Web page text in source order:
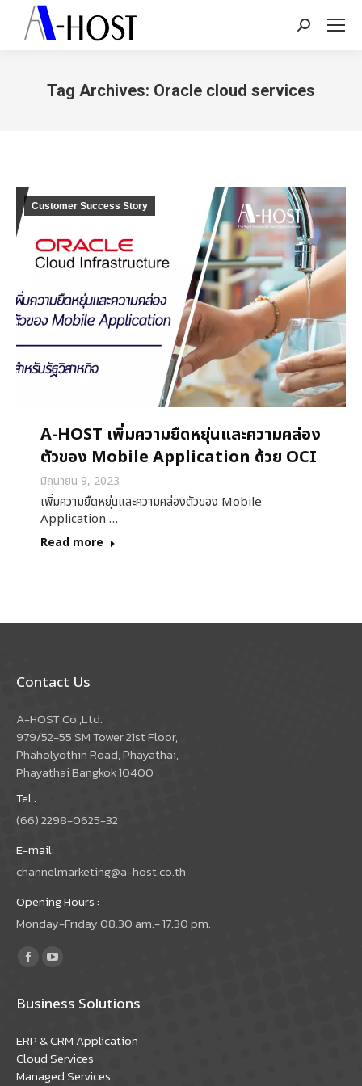
Search:
Tag Archives: Oracle cloud services
Customer Success Story
A-HOST เพิ่มความยืดหยุ่นและความคล่อง
ตัวของ Mobile Application ด้วย OCI
มิถุนายน 9, 2023
เพิ่มความยืดหยุ่นและความคล่องตัวของ Mobile
Application …
Read more
Contact Us
A-HOST Co.,Ltd.
979/52-55 SM Tower 21st Floor,
Phaholyothin Road, Phayathai,
Phayathai Bangkok 10400
Tel :
(66) 2298-0625-32
E-mail:
channelmarketing@a-host.co.th
Opening Hours :
Monday-Friday 08.30 am.- 17.30 pm.
Find us on:
Facebook
opens
new
window
YouTube
opens
new
window
Business Solutions
ERP & CRM Application
Cloud Services
Managed Services